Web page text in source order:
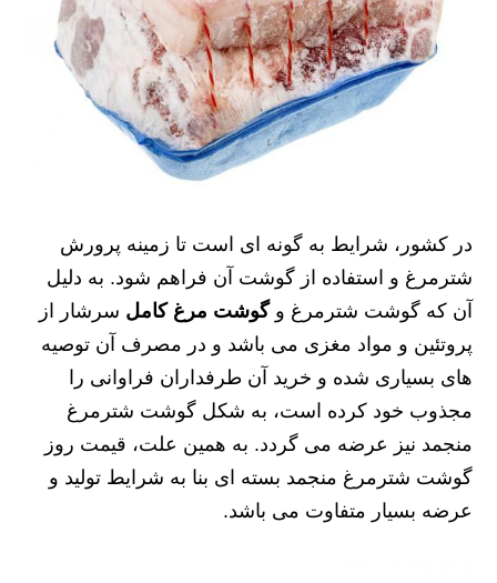
در کشور، شرایط به گونه ای است تا زمینه پرورش
شترمرغ و استفاده از گوشت آن فراهم شود. به دلیل
آن که گوشت شترمرغ وگوشت مرغ کامل سرشار از
پروتئین و مواد مغزی می باشد و در مصرف آن توصیه
های بسیاری شده و خرید آن طرفداران فراوانی را
مجذوب خود کرده است، به شکل گوشت شترمرغ
منجمد نیز عرضه می گردد. به همین علت، قیمت روز
گوشت شترمرغ منجمد بسته ای بنا به شرایط تولید و
عرضه بسیار متفاوت می باشد.